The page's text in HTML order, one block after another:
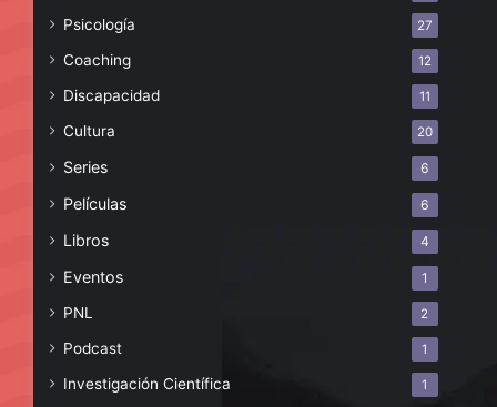
Psicología 27
Coaching 12
Discapacidad 11
Cultura 20
Series 6
Películas 6
Libros 4
Eventos 1
PNL 2
Podcast 1
Investigación Científica 1